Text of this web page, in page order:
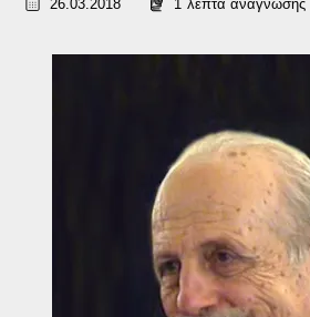
26.03.2018 1 λεπτά ανάγνωσης